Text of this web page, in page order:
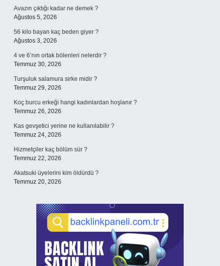
Avazın çıktığı kadar ne demek ?
Ağustos 5, 2026
56 kilo bayan kaç beden giyer ?
Ağustos 3, 2026
4 ve 6’nın ortak bölenleri nelerdir ?
Temmuz 30, 2026
Turşuluk salamura sirke midir ?
Temmuz 29, 2026
Koç burcu erkeği hangi kadınlardan hoşlanır ?
Temmuz 26, 2026
Kas gevşetici yerine ne kullanılabilir ?
Temmuz 24, 2026
Hizmetçiler kaç bölüm sür ?
Temmuz 22, 2026
Akatsuki üyelerini kim öldürdü ?
Temmuz 20, 2026